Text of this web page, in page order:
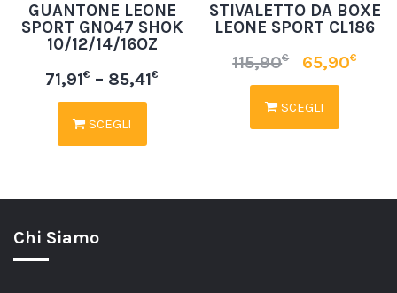
GUANTONE LEONE
SPORT GN047 SHOK
10/12/14/16OZ
71,91€ – 85,41€
SCEGLI
STIVALETTO DA BOXE
LEONE SPORT CL186
115,90€ 65,90€
SCEGLI
Chi Siamo